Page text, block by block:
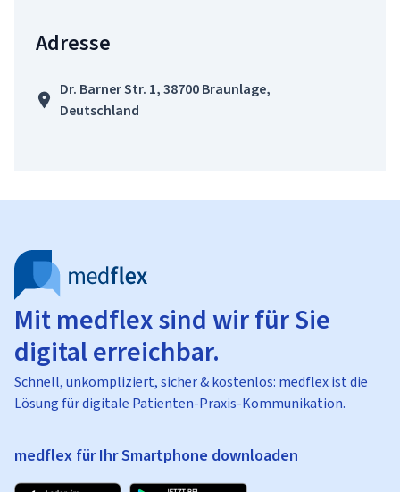
Adresse
Dr. Barner Str. 1, 38700 Braunlage,
Deutschland
Mit medflex sind wir für Sie
digital erreichbar.
Schnell, unkompliziert, sicher & kostenlos: medflex ist die
Lösung für digitale Patienten-Praxis-Kommunikation.
medflex für Ihr Smartphone downloaden